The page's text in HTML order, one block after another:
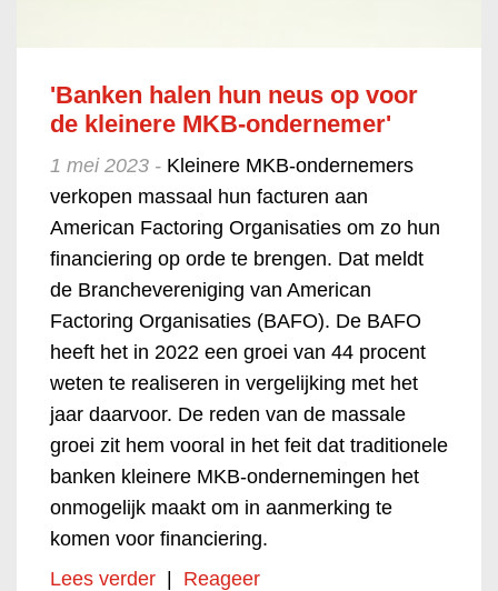
'Banken halen hun neus op voor
de kleinere MKB-ondernemer'
1 mei 2023 - Kleinere MKB-ondernemers
verkopen massaal hun facturen aan
American Factoring Organisaties om zo hun
financiering op orde te brengen. Dat meldt
de Branchevereniging van American
Factoring Organisaties (BAFO). De BAFO
heeft het in 2022 een groei van 44 procent
weten te realiseren in vergelijking met het
jaar daarvoor. De reden van de massale
groei zit hem vooral in het feit dat traditionele
banken kleinere MKB-ondernemingen het
onmogelijk maakt om in aanmerking te
komen voor financiering.
Lees verder | Reageer